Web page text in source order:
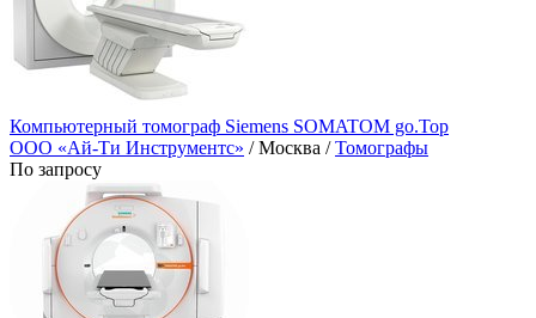
Компьютерный томограф Siemens SOMATOM go.Top
ООО «Ай-Ти Инструментс» / Москва /Томографы
По запросу